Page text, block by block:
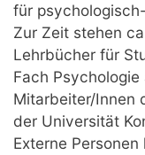
für
Zur Zeit stehen
Lehrbücher für
Fach
Mitarbeiter/Innen
der Universität
Externe